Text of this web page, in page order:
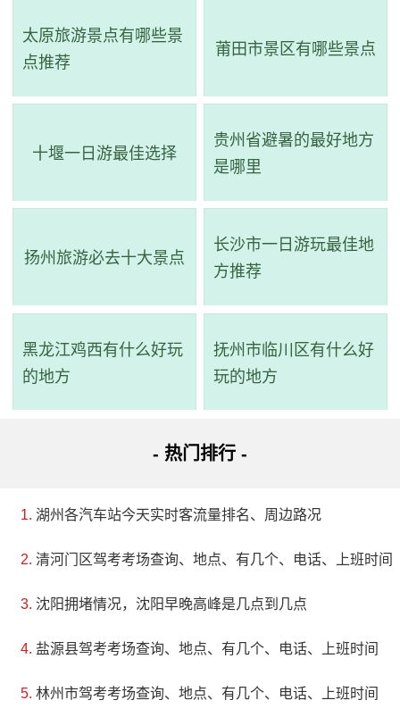
助茶座、儿童游乐园等。此外，还有桂花基地和民间艺术文
化资源，让游客享受更多参观和体验机会。
3、台州市天台山景区
电话：(0576)83958610
祥地和济公的故乡而闻名于世。它在1988年被国务院批准为
国家重点风景名胜区，1992年又被列为“浙江省十大旅游胜
共有多少景，数来数去数不清”之说。天台山集诸山之美，其
太原旅游景点有哪些景
点推荐
莆田市景区有哪些景点
十堰一日游最佳选择
贵州省避暑的最好地方
是哪里
扬州旅游必去十大景点
长沙市一日游玩最佳地
方推荐
黑龙江鸡西有什么好玩
的地方
抚州市临川区有什么好
玩的地方
- 热门排行 -
湖州各汽车站今天实时客流量排名、周边路况
清河门区驾考考场查询、地点、有几个、电话、上班时间
沈阳拥堵情况，沈阳早晚高峰是几点到几点
盐源县驾考考场查询、地点、有几个、电话、上班时间
林州市驾考考场查询、地点、有几个、电话、上班时间